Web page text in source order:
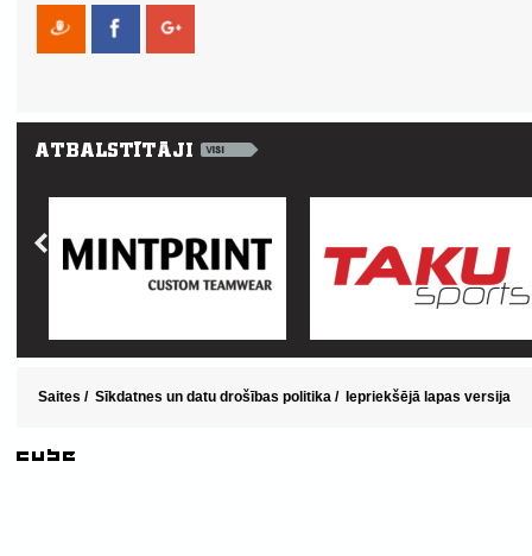
Saites / Sīkdatnes un datu drošības politika / Iepriekšējā lapas versija